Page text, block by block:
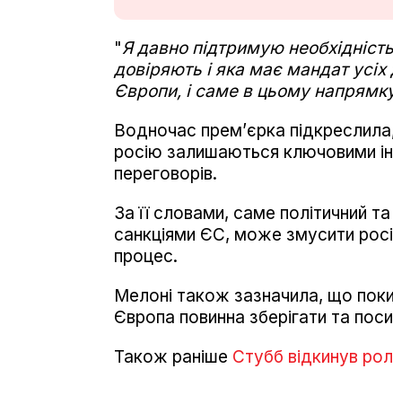
"Я давно підтримую
довіряють і яка має мандат
Європи, і саме в цьому
Водночас прем’єрка
росію залишаються ключовими
переговорів.
За її словами, саме політичний
санкціями ЄС, може змусити
процес.
Мелоні також зазначила, що
Європа повинна зберігати та
Також раніше Стубб відкинув